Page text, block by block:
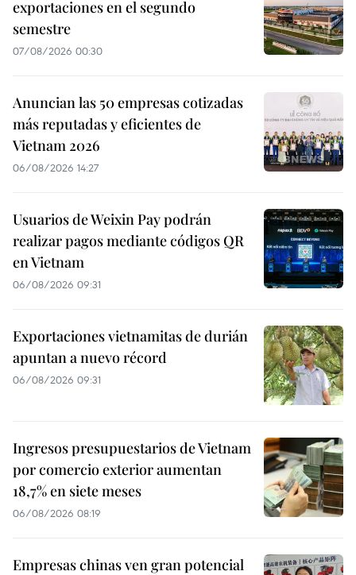
exportaciones en el segundo
semestre
07/08/2026 00:30
Anuncian las 50 empresas cotizadas
más reputadas y eficientes de
Vietnam 2026
06/08/2026 14:27
Usuarios de Weixin Pay podrán
realizar pagos mediante códigos QR
en Vietnam
06/08/2026 09:31
Exportaciones vietnamitas de durián
apuntan a nuevo récord
06/08/2026 09:31
Ingresos presupuestarios de Vietnam
por comercio exterior aumentan
18,7% en siete meses
06/08/2026 08:19
Empresas chinas ven gran potencial